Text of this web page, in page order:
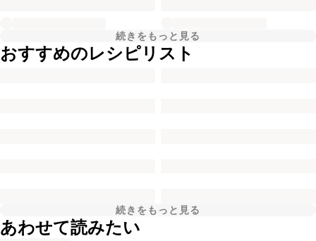
続きをもっと見る
おすすめのレシピリスト
続きをもっと見る
あわせて読みたい